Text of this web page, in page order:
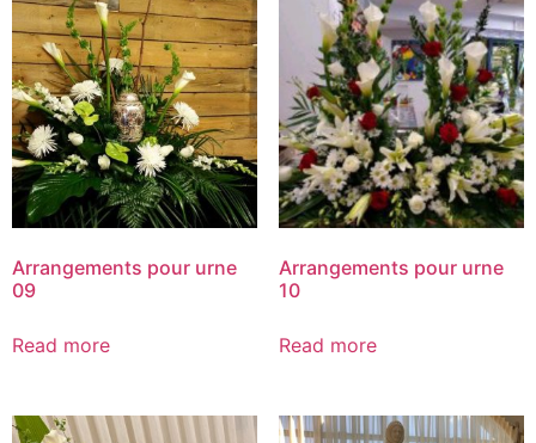
Arrangements pour urne
09
Read more
Arrangements pour urne
10
Read more